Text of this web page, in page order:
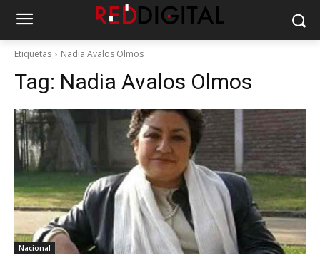
Etiquetas Nadia Avalos Olmos
Tag: Nadia Avalos Olmos
Nacional